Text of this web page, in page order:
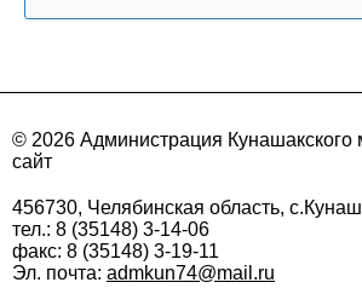
© 2026 Администрация
сайт
456730, Челябинская область,
тел.: 8 (35148) 3-14-06
факс: 8 (35148) 3-19-11
Эл. почта: admkun74@mail.ru